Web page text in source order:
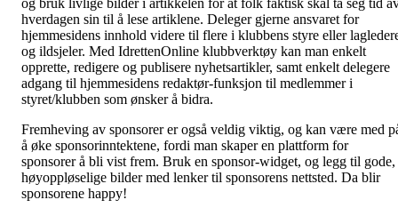
hverdagen sin til å lese artiklene. Deleger gjerne ansvaret for
hjemmesidens innhold videre til flere i klubbens styre eller
og ildsjeler. Med IdrettenOnline klubbverktøy kan man enkelt
opprette, redigere og publisere nyhetsartikler, samt enkelt delegere
adgang til hjemmesidens redaktør-funksjon til medlemmer i
styret/klubben som ønsker å bidra.
Fremheving av sponsorer er også veldig viktig, og kan være med
å øke sponsorinntektene, fordi man skaper en plattform for
sponsorer å bli vist frem. Bruk en sponsor-widget, og legg til gode,
høyoppløselige bilder med lenker til sponsorens nettsted. Da blir
sponsorene happy!